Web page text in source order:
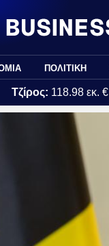
ΠΟΛΙΤΙΚΗ
Τζίρος: 118.98 εκ. €